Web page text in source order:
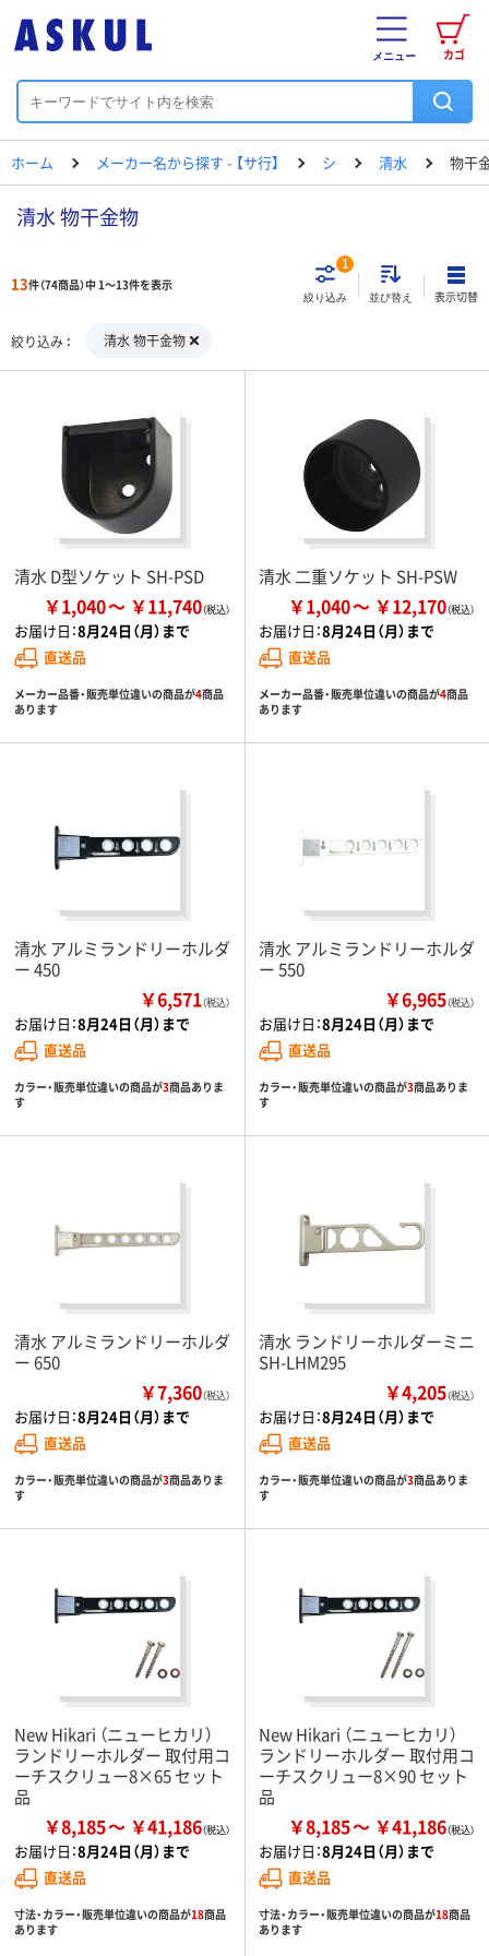
カゴ
メニュー
ホーム メーカー名から探す - 【サ行】 シ 清水 物干
清水 物干金物
13件（74商品）中 1～13件を表示
絞り込み
1
並び替え 表示切替
絞り込み 清水 物干金物
清水 D型ソケット SH-PSD
￥1,040 ￥11,740
お届け日：8月24日（月）まで
直送品
メーカー品番・販売単位違いの商品が4商品
あります
清水 二重ソケット SH-PSW
￥1,040 ￥12,170
お届け日：8月24日（月）まで
直送品
メーカー品番・販売単位違いの商品が4商品
あります
清水 アルミランドリーホルダ
ー 450
￥6,571（税込）
お届け日：8月24日（月）まで
直送品
カラー・販売単位違いの商品が3商品ありま
す
清水 アルミランドリーホルダ
ー 550
￥6,965（税込）
お届け日：8月24日（月）まで
直送品
カラー・販売単位違いの商品が3商品ありま
す
清水 アルミランドリーホルダ
ー 650
￥7,360（税込）
お届け日：8月24日（月）まで
直送品
カラー・販売単位違いの商品が3商品ありま
す
清水 ランドリーホルダーミニ
SH-LHM295
￥4,205（税込）
お届け日：8月24日（月）まで
直送品
カラー・販売単位違いの商品が3商品ありま
す
New Hikari （ニューヒカリ）
ランドリーホルダー 取付用コ
ーチスクリュー8×65 セット
品
￥8,185 ￥41,186
お届け日：8月24日（月）まで
直送品
寸法・カラー・販売単位違いの商品が18商品
あります
New Hikari （ニューヒカリ）
ランドリーホルダー 取付用コ
ーチスクリュー8×90 セット
品
￥8,185 ￥41,186
お届け日：8月24日（月）まで
直送品
寸法・カラー・販売単位違いの商品が18商品
あります